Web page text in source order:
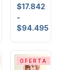
$17.842
-
$94.495
OFERTA